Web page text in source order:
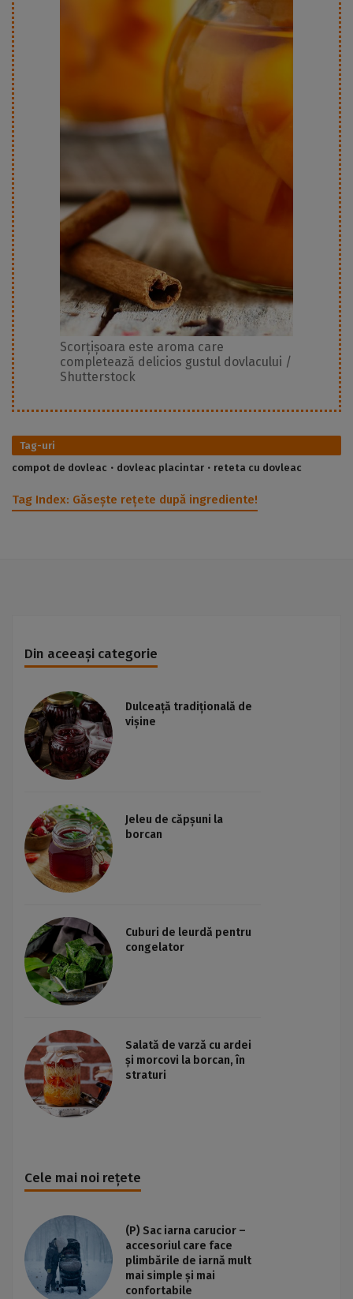
Scorțișoara este aroma care
completează delicios gustul dovlacului /
Shutterstock
Tag-uri
compot de dovleac
dovleac placintar reteta cu dovleac
Tag Index: Găsește rețete după ingrediente!
Din aceeași categorie
Dulceață tradițională de
vișine
Jeleu de căpșuni la
borcan
Cuburi de leurdă pentru
congelator
Salată de varză cu ardei
și morcovi la borcan, în
straturi
Cele mai noi rețete
(P) Sac iarna carucior –
accesoriul care face
plimbările de iarnă mult
mai simple și mai
confortabile